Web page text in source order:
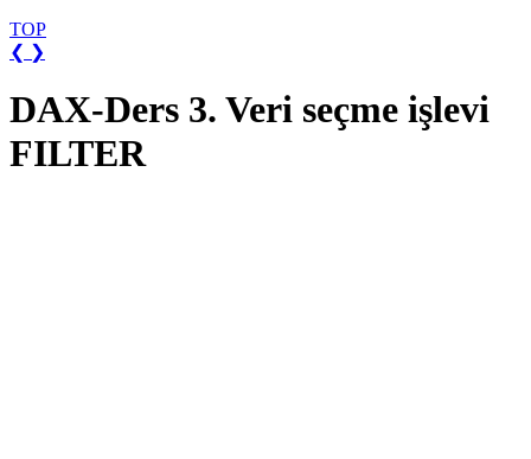
TOP
❮ ❯
DAX-Ders 3. Veri seçme işlevi
FILTER